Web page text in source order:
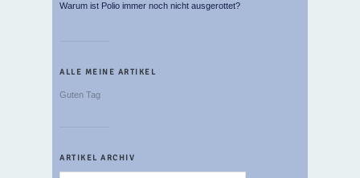
Warum ist Polio immer noch nicht ausgerottet?
ALLE MEINE ARTIKEL
Guten Tag
ARTIKEL ARCHIV